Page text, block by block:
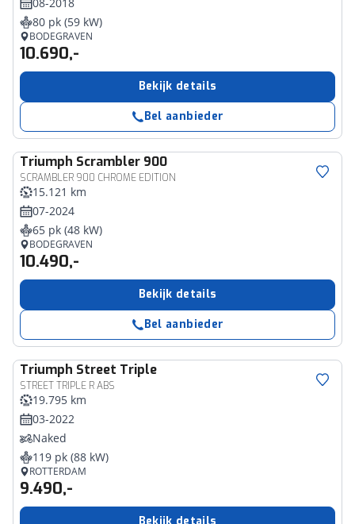
80 pk (59 kW)
BODEGRAVEN
10.690,-
Bekijk details
Bel aanbieder
Triumph Scrambler 900
SCRAMBLER 900 CHROME EDITION
15.121 km
07-2024
65 pk (48 kW)
BODEGRAVEN
10.490,-
Bekijk details
Bel aanbieder
Triumph Street Triple
STREET TRIPLE R ABS
19.795 km
03-2022
Naked
119 pk (88 kW)
ROTTERDAM
9.490,-